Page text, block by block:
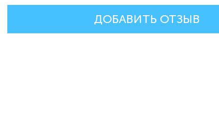
ДОБАВИТЬ ОТЗЫВ